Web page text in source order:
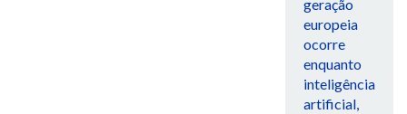
geração
europeia
ocorre
enquanto
inteligência
artificial,